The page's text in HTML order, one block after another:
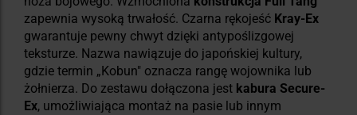
zapewnia wysoką trwałość. Czarna rękojeść Kray-Ex
gwarantuje pewny chwyt dzięki antypoślizgowej
teksturze. Nazwa nawiązuje do japońskiej kultury,
gdzie termin „Kobun" oznacza rangę wojownika lub
żołnierza. Do zestawu dołączona jest kabura Secure-
Ex, umożliwiająca montaż na pasie lub innym